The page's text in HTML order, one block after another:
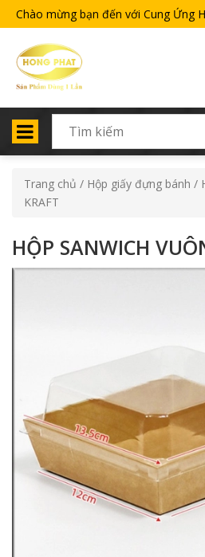
Chào mừng bạn đến với Cung Ứng
Trang chủ / Hộp giấy đựng bánh /
KRAFT
HỘP SANWICH